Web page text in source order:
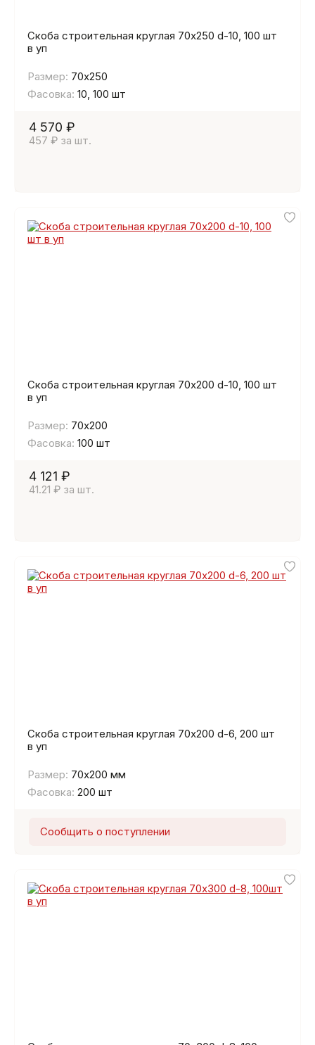
Скоба строительная круглая 70х250 d-10, 100 шт
в уп
Размер: 70х250
Фасовка: 10, 100 шт
4 570 ₽
457 ₽ за шт.
Скоба строительная круглая 70х200 d-10, 100 шт
в уп
Размер: 70х200
Фасовка: 100 шт
4 121 ₽
41.21 ₽ за шт.
Скоба строительная круглая 70х200 d-6, 200 шт
в уп
Размер: 70х200 мм
Фасовка: 200 шт
Сообщить о поступлении